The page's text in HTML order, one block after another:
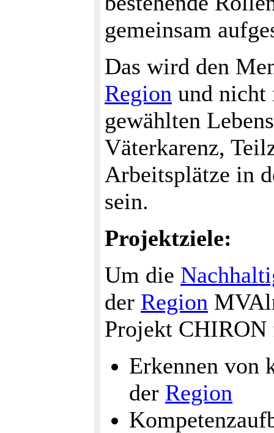
gemeinsam
Das wird den
Region und nicht
gewählten
Väterkarenz,
Arbeitsplätze in
sein.
Projektziele:
Um die
der Region
Projekt CHIRON
Erkennen von
der Region